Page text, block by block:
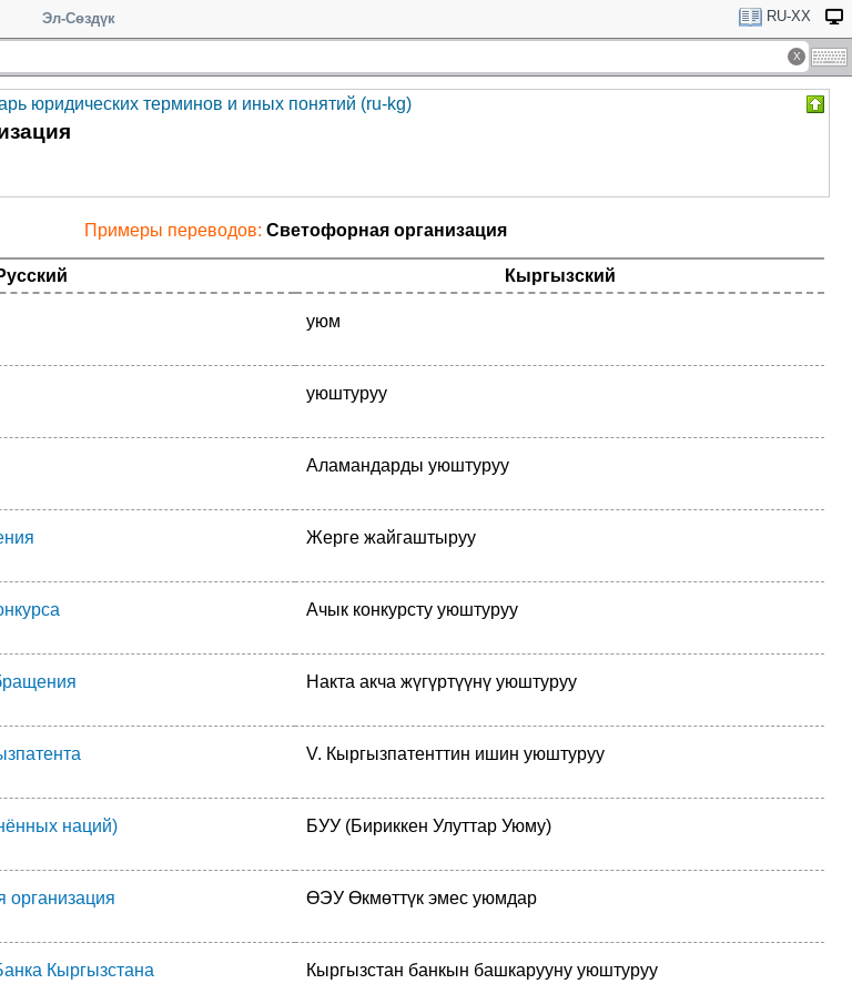
Эл-Сөздүк RU-XX
юридических терминов и иных понятий (ru-kg)
Примеры переводов: Светофорная организация
Кыргызский
уюм
уюштуруу
Аламандарды уюштуруу
Жерге жайгаштыруу
Ачык конкурсту уюштуруу
Накта акча жүгүртүүнү уюштуруу
V. Кыргызпатенттин ишин уюштуруу
наций) БУУ (Бириккен Улуттар Уюму)
организация ӨЭУ Өкмөттүк эмес уюмдар
Кыргызстана Кыргызстан банкын башкарууну уюштуруу